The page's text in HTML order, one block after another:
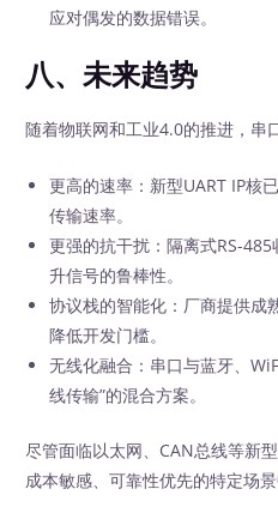
应对偶发的数据错误。
八、未来趋势
随着物联网和工业4.0的推进，串
更高的速率：新型UART IP核
传输速率。
更强的抗干扰：隔离式RS-
升信号的鲁棒性。
协议栈的智能化：厂商提供成
降低开发门槛。
无线化融合：串口与蓝牙、
线传输”的混合方案。
尽管面临以太网、CAN总线等新
成本敏感、可靠性优先的特定场